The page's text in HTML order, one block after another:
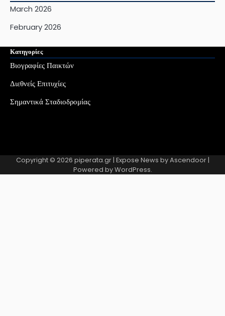
March 2026
February 2026
Κατηγορίες
Βιογραφίες Παικτών
Διεθνείς Επιτυχίες
Σημαντικά Σταδιοδρομίας
Copyright © 2026 piperata.gr| Expose News byAscendoor|
Powered byWordPress.